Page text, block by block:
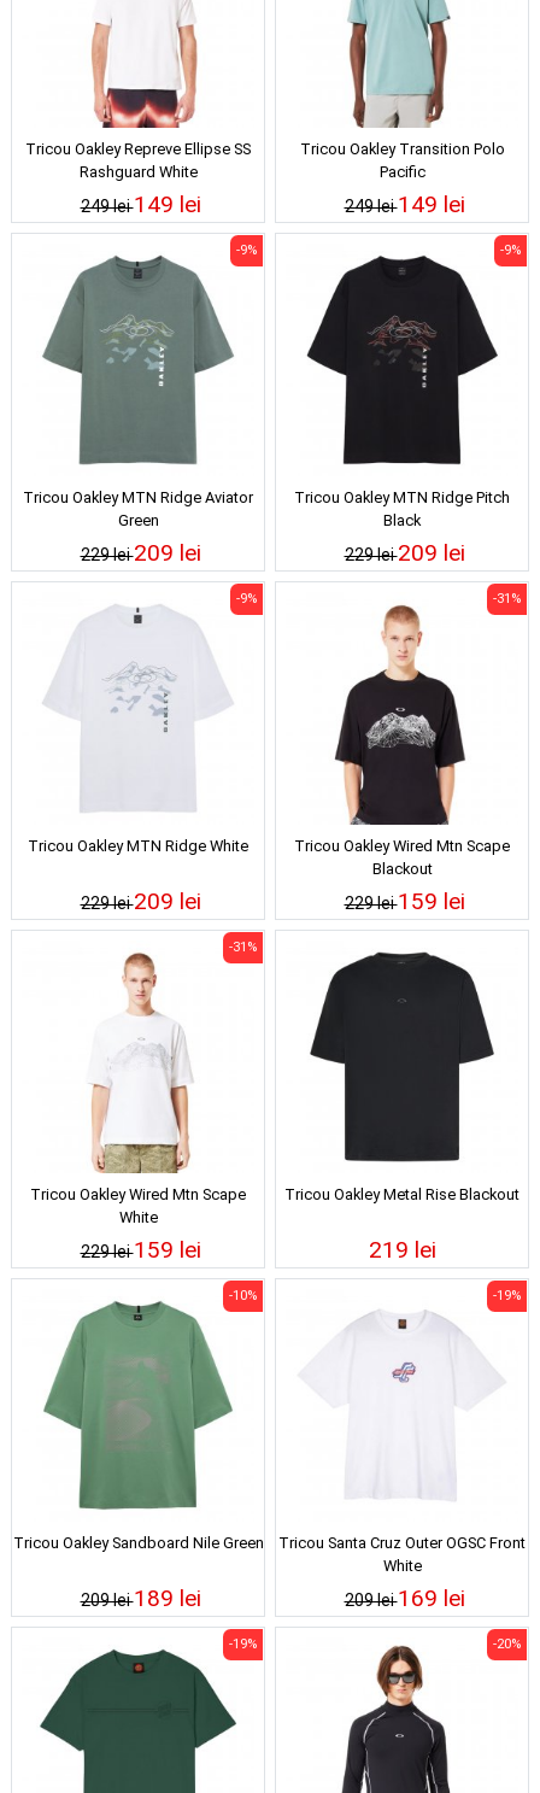
Tricou Oakley Repreve Ellipse SS
Rashguard White
249 lei149 lei
Tricou Oakley Transition Polo
Pacific
249 lei149 lei
Tricou Oakley MTN Ridge Aviator
Green
229 lei
-9%
209 lei
Tricou Oakley MTN Ridge Pitch
Black
229 lei
-9%
209 lei
Tricou Oakley MTN Ridge White
229 lei
-9%
209 lei
Tricou Oakley Wired Mtn Scape
Blackout
229 lei
-31%
159 lei
Tricou Oakley Wired Mtn Scape
White
229 lei
-31%
159 lei
Tricou Oakley Metal Rise Blackout
219 lei
Tricou Oakley Sandboard Nile Green
209 lei
-10%
189 lei
Tricou Santa Cruz Outer OGSC Front
White
209 lei
-19%
169 lei
-19% -20%